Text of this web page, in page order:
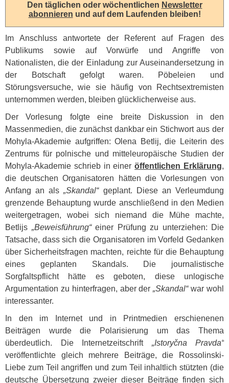
Den täglichen oder wöchentlichen Newsletter
abonnieren und auf dem Laufenden bleiben!
Im Anschluss antwortete der Referent auf Fragen des
Publikums sowie auf Vorwürfe und Angriffe von
Nationalisten, die der Einladung zur Auseinandersetzung in
der Botschaft gefolgt waren. Pöbeleien und
Störungsversuche, wie sie häufig von Rechtsextremisten
unternommen werden, bleiben glücklicherweise aus.
Der Vorlesung folgte eine breite Diskussion in den
Massenmedien, die zunächst dankbar ein Stichwort aus der
Mohyla-Akademie aufgriffen: Olena Betlij, die Leiterin des
Zentrums für polnische und mitteleuropäische Studien der
Mohyla-Akademie schrieb in eineröffentlichen Erklärung,
die deutschen Organisatoren hätten die Vorlesungen von
Anfang an als„Skandal“geplant. Diese an Verleumdung
grenzende Behauptung wurde anschließend in den Medien
weitergetragen, wobei sich niemand die Mühe machte,
Betlijs „Beweisführung“einer Prüfung zu unterziehen: Die
Tatsache, dass sich die Organisatoren im Vorfeld Gedanken
über Sicherheitsfragen machten, reichte für die Behauptung
eines geplanten Skandals. Die journalistische
Sorgfaltspflicht hätte es geboten, diese unlogische
Argumentation zu hinterfragen, aber der„Skandal“war wohl
interessanter.
In den im Internet und in Printmedien erschienenen
Beiträgen wurde die Polarisierung um das Thema
überdeutlich. Die Internetzeitschrift „Istoryčna Pravda“
veröffentlichte gleich mehrere Beiträge, die Rossolinski-
Liebe zum Teil angriffen und zum Teil inhaltlich stützten (die
deutsche Übersetzung zweier dieser Beiträge finden sich